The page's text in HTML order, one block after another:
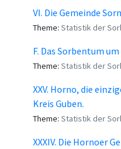
VI. Die Gemeinde
Theme: Statistik der
F. Das Sorbentum
Theme: Statistik der
XXV. Horno, die
Kreis Guben.
Theme: Statistik der
XXXIV. Die Hornoer